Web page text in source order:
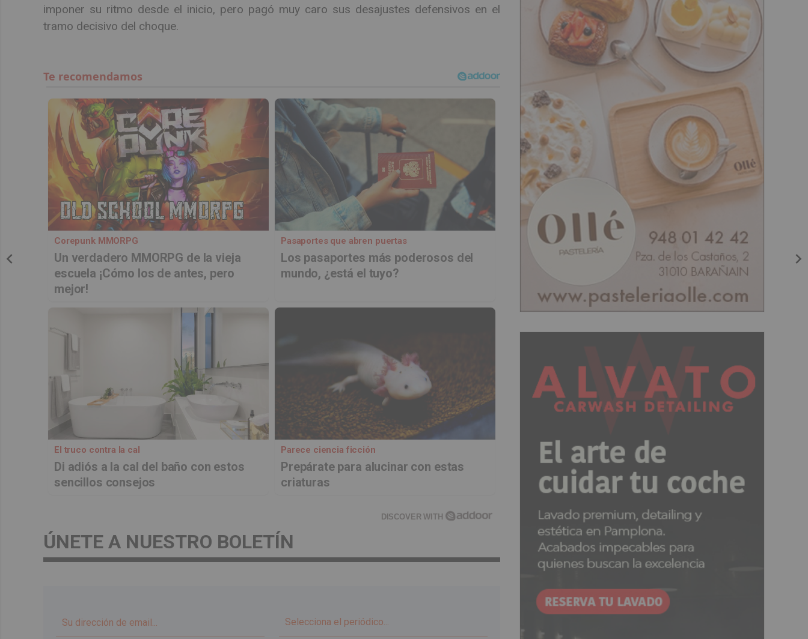
imponer su ritmo desde el inicio, pero pagó muy caro sus desajustes defensivos en el
tramo decisivo del choque.
Corepunk MMORPG
Un verdadero MMORPG de la vieja
escuela ¡Cómo los de antes, pero
mejor!
Pasaportes que abren puertas
Los pasaportes más poderosos del
mundo, ¿está el tuyo?
El truco contra la cal
Di adiós a la cal del baño con estos
sencillos consejos
Parece ciencia ficción
Prepárate para alucinar con estas
criaturas
DISCOVER WITH
ÚNETE A NUESTRO BOLETÍN